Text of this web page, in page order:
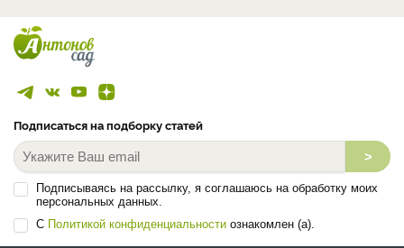
Подписаться на подборку статей
>
Подписываясь на рассылку, я соглашаюсь на обработку моих
персональных данных.
С Политикой конфиденциальности ознакомлен (а).